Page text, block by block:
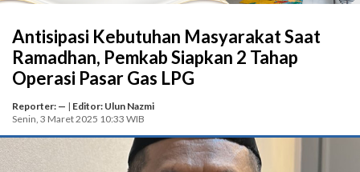
Antisipasi Kebutuhan Masyarakat Saat
Ramadhan, Pemkab Siapkan 2 Tahap
Operasi Pasar Gas LPG
Reporter: — | Editor: Ulun Nazmi
Senin, 3 Maret 2025 10:33 WIB